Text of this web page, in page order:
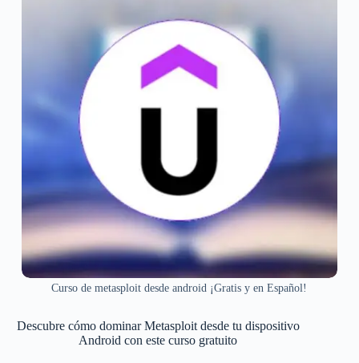
Curso de metasploit desde android ¡Gratis y en Español!
Descubre cómo dominar Metasploit desde tu dispositivo
Android con este curso gratuito